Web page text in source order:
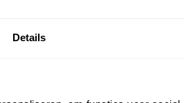
Details